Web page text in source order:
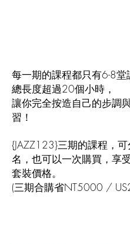
每一期的課程都只有6-8堂
總長度超過20個小時，
讓你完全按造自己的步調
習！
{JAZZ123}三期的課程，可
名，也可以一次購買，享
套裝價格。
(三期合購省NT5000 /